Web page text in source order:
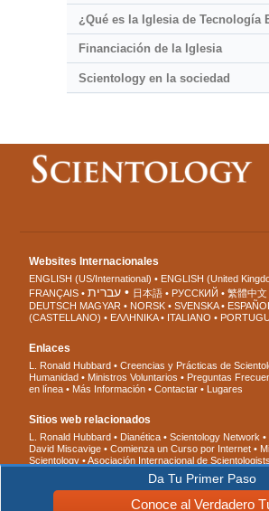
¿Qué es la Iglesia de Tecnología
Financiación de la Iglesia
Scientology en la sociedad
Da Tu Primer Paso
Conoce al Verdadero
Websites Internacionales
ENGLISH (US/International) ENGLISH (United
FRANÇAIS
עברית 日本語 РУССКИЙ 繁體中文
DEUTSCH MAGYAR NORSK SVENSKA
(CASTELLANO)
ΕΛΛΗΝΙΚA ITALIANO
Enlaces
L. Ronald Hubbard Creencias y Prácticas de
Humanidad
Ministros Voluntarios Preguntas
en línea
Más Información Contactar Lugares
Sitios web relacionados
L. Ronald Hubbard Dianética Scientology Network
David Miscavige
Comienza un Curso por Internet
Scientology
Asociación Internacional de Scientologists
En Apoyo de Un Mundo Sin
Jóvenes por los Derechos
Ciudadanos por los Derechos Humanos